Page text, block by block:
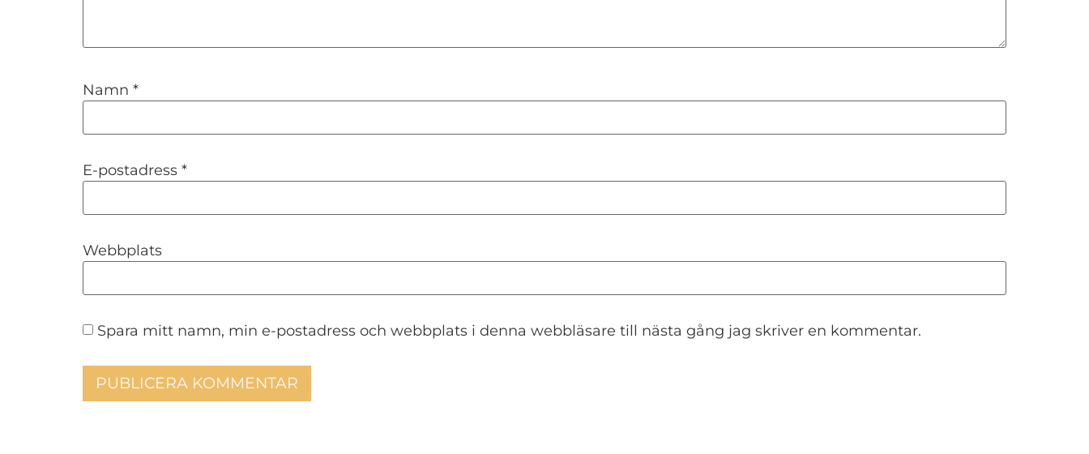
Namn *
E-postadress *
Webbplats
Spara mitt namn, min e-postadress och webbplats i denna webbläsare till nästa gång jag skriver en kommentar.